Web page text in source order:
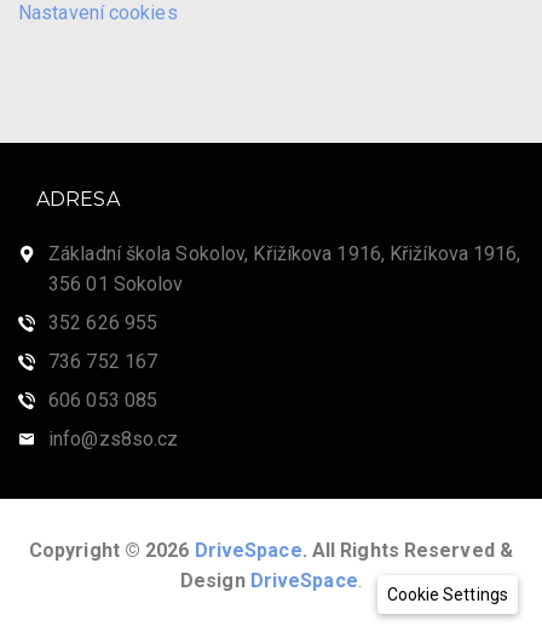
Nastavení cookies
ADRESA
Základní škola Sokolov, Křižíkova 1916, Křižíkova 1916,
356 01 Sokolov
352 626 955
736 752 167
606 053 085
info@zs8so.cz
Copyright © 2026 DriveSpace. All Rights Reserved &
Design DriveSpace.
Cookie Settings